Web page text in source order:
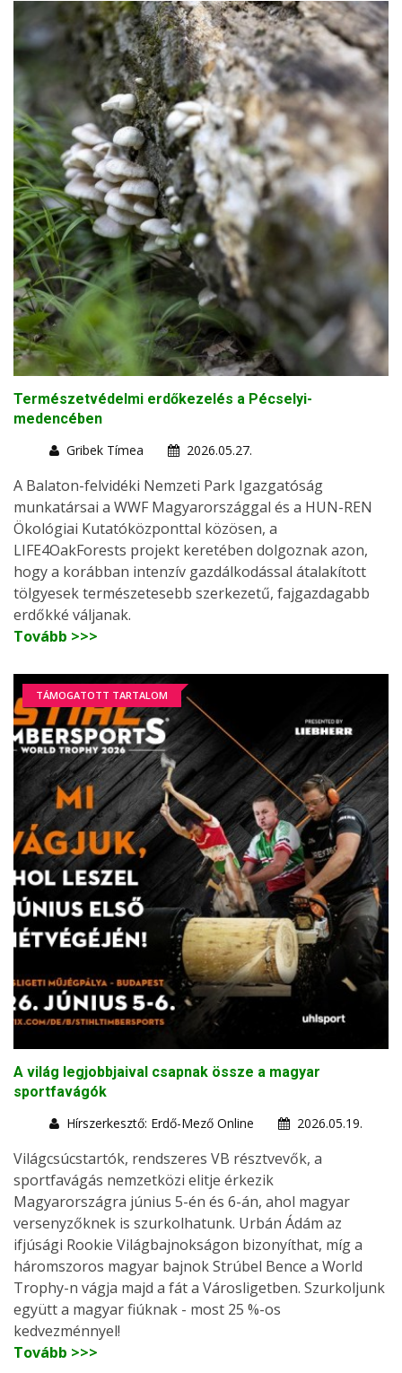
Természetvédelmi erdőkezelés a Pécselyi-
medencében
Gribek Tímea
2026.05.27.
A Balaton-felvidéki Nemzeti Park Igazgatóság
munkatársai a WWF Magyarországgal és a HUN-REN
Ökológiai Kutatóközponttal közösen, a
LIFE4OakForests projekt keretében dolgoznak azon,
hogy a korábban intenzív gazdálkodással átalakított
tölgyesek természetesebb szerkezetű, fajgazdagabb
erdőkké váljanak.
Tovább >>>
TÁMOGATOTT TARTALOM
A világ legjobbjaival csapnak össze a magyar
sportfavágók
Hírszerkesztő: Erdő-Mező Online
2026.05.19.
Világcsúcstartók, rendszeres VB résztvevők, a
sportfavágás nemzetközi elitje érkezik
Magyarországra június 5-én és 6-án, ahol magyar
versenyzőknek is szurkolhatunk. Urbán Ádám az
ifjúsági Rookie Világbajnokságon bizonyíthat, míg a
háromszoros magyar bajnok Strúbel Bence a World
Trophy-n vágja majd a fát a Városligetben. Szurkoljunk
együtt a magyar fiúknak - most 25 %-os
kedvezménnyel!
Tovább >>>